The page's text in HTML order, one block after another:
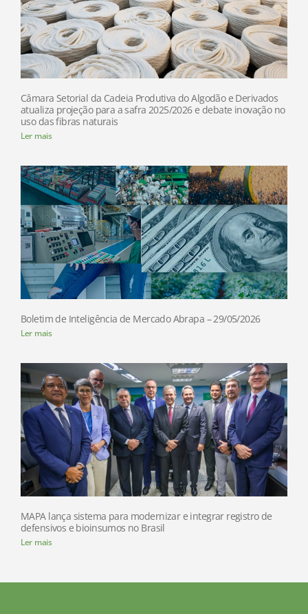
Câmara Setorial da Cadeia Produtiva do Algodão e Derivados
atualiza projeção para a safra 2025/2026 e debate inovação no
uso das fibras naturais
Ler mais
Boletim de Inteligência de Mercado Abrapa – 29/05/2026
Ler mais
MAPA lança sistema para modernizar e integrar registro de
defensivos e bioinsumos no Brasil
Ler mais